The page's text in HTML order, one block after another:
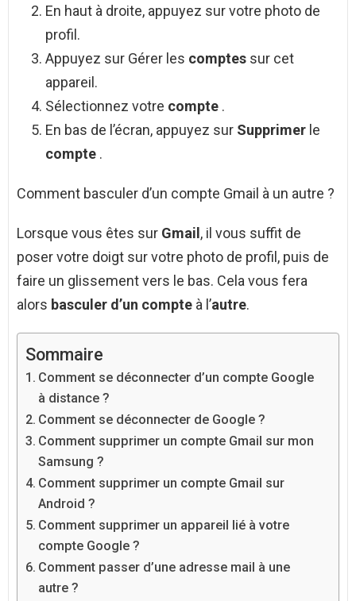
En haut à droite, appuyez sur votre photo de
profil.
Appuyez sur Gérer les comptes sur cet
appareil.
Sélectionnez votre compte .
En bas de l’écran, appuyez sur Supprimer le
compte .
Comment basculer d’un compte Gmail à un autre ?
Lorsque vous êtes sur Gmail , il vous suffit de
poser votre doigt sur votre photo de profil, puis de
faire un glissement vers le bas. Cela vous fera
alors basculer d’un compte à l’autre.
Sommaire
Comment se déconnecter d’un compte Google
à distance ?
Comment se déconnecter de Google ?
Comment supprimer un compte Gmail sur mon
Samsung ?
Comment supprimer un compte Gmail sur
Android ?
Comment supprimer un appareil lié à votre
compte Google ?
Comment passer d’une adresse mail à une
autre ?